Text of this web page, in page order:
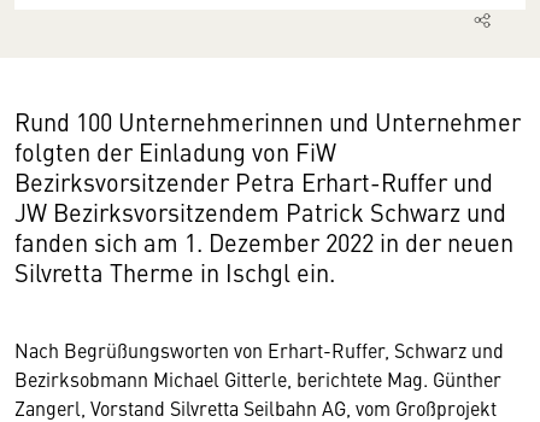
Rund 100 Unternehmerinnen und Unternehmer
folgten der Einladung von FiW
Bezirksvorsitzender Petra Erhart-Ruffer und
JW Bezirksvorsitzendem Patrick Schwarz und
fanden sich am 1. Dezember 2022 in der neuen
Silvretta Therme in Ischgl ein.
Nach Begrüßungsworten von Erhart-Ruffer, Schwarz und
Bezirksobmann Michael Gitterle, berichtete Mag. Günther
Zangerl, Vorstand Silvretta Seilbahn AG, vom Großprojekt